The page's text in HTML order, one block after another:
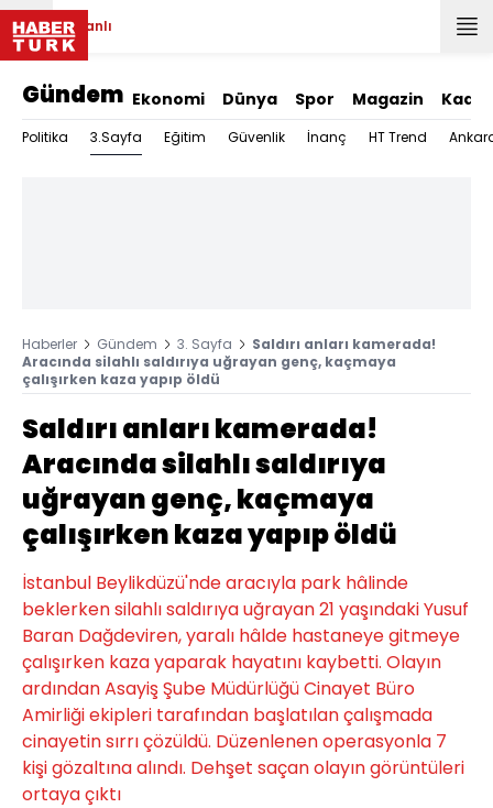
Canlı
Gündem Ekonomi Dünya Spor Magazin Kadın
Politika 3.Sayfa Eğitim Güvenlik İnanç HT Trend
Haberler Gündem 3. Sayfa
Saldırı anları kamerada!
Aracında silahlı saldırıya uğrayan genç, kaçmaya
çalışırken kaza yapıp öldü
Saldırı anları kamerada!
Aracında silahlı saldırıya
uğrayan genç, kaçmaya
çalışırken kaza yapıp öldü
İstanbul Beylikdüzü'nde aracıyla park hâlinde
beklerken silahlı saldırıya uğrayan 21 yaşındaki Yusuf
Baran Dağdeviren, yaralı hâlde hastaneye gitmeye
çalışırken kaza yaparak hayatını kaybetti. Olayın
ardından Asayiş Şube Müdürlüğü Cinayet Büro
Amirliği ekipleri tarafından başlatılan çalışmada
cinayetin sırrı çözüldü. Düzenlenen operasyonla 7
kişi gözaltına alındı. Dehşet saçan olayın görüntüleri
ortaya çıktı